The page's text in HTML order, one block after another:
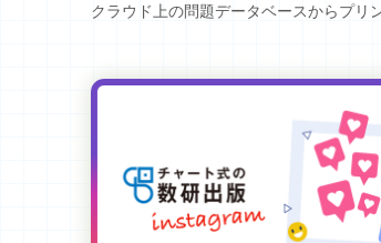
クラウド上の問題データベースからプリ